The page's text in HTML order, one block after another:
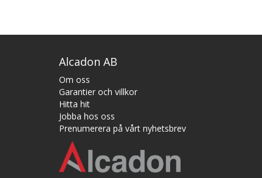
Alcadon AB
Om oss
Garantier och villkor
Hitta hit
Jobba hos oss
Prenumerera på vårt nyhetsbrev